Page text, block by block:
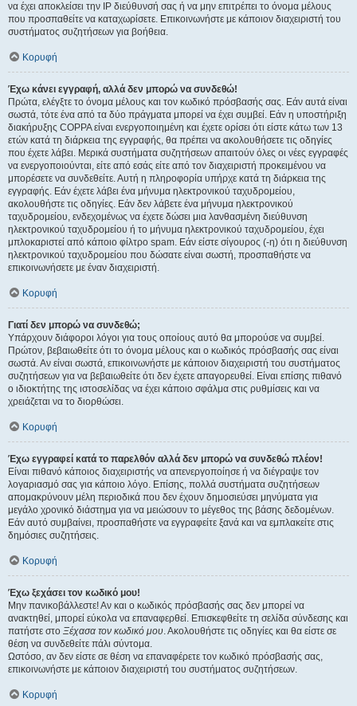
να έχει αποκλείσει την IP διεύθυνσή σας ή να μην επιτρέπει το όνομα μέλους
που προσπαθείτε να καταχωρίσετε. Επικοινωνήστε με κάποιον διαχειριστή του
συστήματος συζητήσεων για βοήθεια.
Κορυφή
Έχω κάνει εγγραφή, αλλά δεν μπορώ να συνδεθώ!
Πρώτα, ελέγξτε το όνομα μέλους και τον κωδικό πρόσβασής σας. Εάν αυτά είναι
σωστά, τότε ένα από τα δύο πράγματα μπορεί να έχει συμβεί. Εάν η υποστήριξη
διακήρυξης COPPA είναι ενεργοποιημένη και έχετε ορίσει ότι είστε κάτω των 13
ετών κατά τη διάρκεια της εγγραφής, θα πρέπει να ακολουθήσετε τις οδηγίες
που έχετε λάβει. Μερικά συστήματα συζητήσεων απαιτούν όλες οι νέες εγγραφές
να ενεργοποιούνται, είτε από εσάς είτε από τον διαχειριστή προκειμένου να
μπορέσετε να συνδεθείτε. Αυτή η πληροφορία υπήρχε κατά τη διάρκεια της
εγγραφής. Εάν έχετε λάβει ένα μήνυμα ηλεκτρονικού ταχυδρομείου,
ακολουθήστε τις οδηγίες. Εάν δεν λάβετε ένα μήνυμα ηλεκτρονικού
ταχυδρομείου, ενδεχομένως να έχετε δώσει μια λανθασμένη διεύθυνση
ηλεκτρονικού ταχυδρομείου ή το μήνυμα ηλεκτρονικού ταχυδρομείου, έχει
μπλοκαριστεί από κάποιο φίλτρο spam. Εάν είστε σίγουρος (-η) ότι η διεύθυνση
ηλεκτρονικού ταχυδρομείου που δώσατε είναι σωστή, προσπαθήστε να
επικοινωνήσετε με έναν διαχειριστή.
Κορυφή
Γιατί δεν μπορώ να συνδεθώ;
Υπάρχουν διάφοροι λόγοι για τους οποίους αυτό θα μπορούσε να συμβεί.
Πρώτον, βεβαιωθείτε ότι το όνομα μέλους και ο κωδικός πρόσβασής σας είναι
σωστά. Αν είναι σωστά, επικοινωνήστε με κάποιον διαχειριστή του συστήματος
συζητήσεων για να βεβαιωθείτε ότι δεν έχετε απαγορευθεί. Είναι επίσης πιθανό
ο ιδιοκτήτης της ιστοσελίδας να έχει κάποιο σφάλμα στις ρυθμίσεις και να
χρειάζεται να το διορθώσει.
Κορυφή
Έχω εγγραφεί κατά το παρελθόν αλλά δεν μπορώ να συνδεθώ πλέον!
Είναι πιθανό κάποιος διαχειριστής να απενεργοποίησε ή να διέγραψε τον
λογαριασμό σας για κάποιο λόγο. Επίσης, πολλά συστήματα συζητήσεων
απομακρύνουν μέλη περιοδικά που δεν έχουν δημοσιεύσει μηνύματα για
μεγάλο χρονικό διάστημα για να μειώσουν το μέγεθος της βάσης δεδομένων.
Εάν αυτό συμβαίνει, προσπαθήστε να εγγραφείτε ξανά και να εμπλακείτε στις
δημόσιες συζητήσεις.
Κορυφή
Έχω ξεχάσει τον κωδικό μου!
Μην πανικοβάλλεστε! Αν και ο κωδικός πρόσβασής σας δεν μπορεί να
ανακτηθεί, μπορεί εύκολα να επαναφερθεί. Επισκεφθείτε τη σελίδα σύνδεσης και
πατήστε στο Ξέχασα τον κωδικό μου. Ακολουθήστε τις οδηγίες και θα είστε σε
θέση να συνδεθείτε πάλι σύντομα.
Ωστόσο, αν δεν είστε σε θέση να επαναφέρετε τον κωδικό πρόσβασής σας,
επικοινωνήστε με κάποιον διαχειριστή του συστήματος συζητήσεων.
Κορυφή